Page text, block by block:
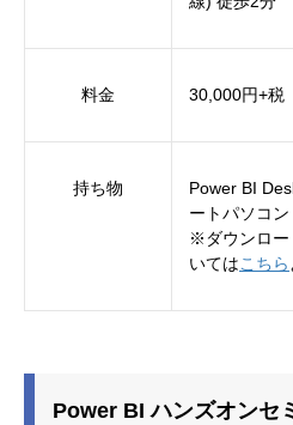
料金 30,000円+税
持ち物
Power BI
ートパソコン
※ダウンロー
いてはこちら
Power BI ハンズオンセ